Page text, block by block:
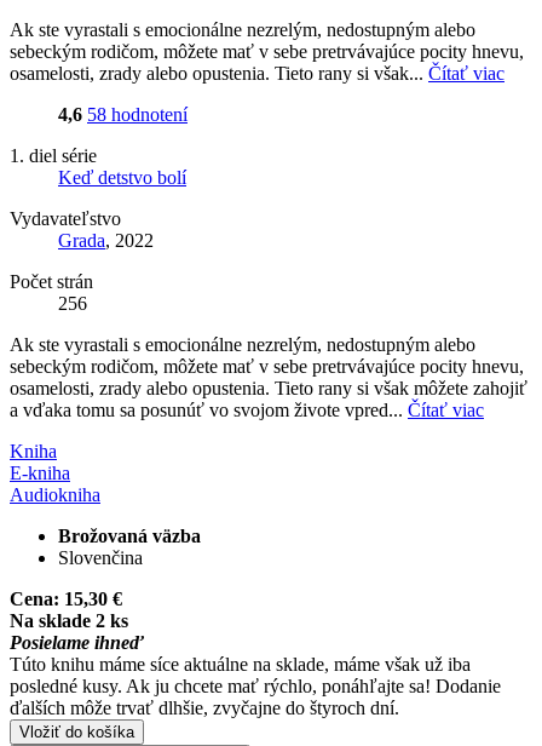
Ak ste vyrastali s emocionálne nezrelým, nedostupným alebo
sebeckým rodičom, môžete mať v sebe pretrvávajúce pocity hnevu,
osamelosti, zrady alebo opustenia. Tieto rany si však... Čítať viac
4,6 58 hodnotení
1. diel série
Keď detstvo bolí
Vydavateľstvo
Grada, 2022
Počet strán
256
Ak ste vyrastali s emocionálne nezrelým, nedostupným alebo
sebeckým rodičom, môžete mať v sebe pretrvávajúce pocity hnevu,
osamelosti, zrady alebo opustenia. Tieto rany si však môžete zahojiť
a vďaka tomu sa posunúť vo svojom živote vpred... Čítať viac
Kniha
E-kniha
Audiokniha
Brožovaná väzba
Slovenčina
Cena: 15,30 €
Na sklade 2 ks
Posielame ihneď
Túto knihu máme síce aktuálne na sklade, máme však už iba
posledné kusy. Ak ju chcete mať rýchlo, ponáhľajte sa! Dodanie
ďalších môže trvať dlhšie, zvyčajne do štyroch dní.
Vložiť do košíka